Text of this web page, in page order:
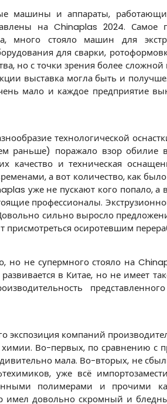
машины и аппараты,
на Chinaplas 2024. Самое
много стояло машин для
для сварки,
но с точки зрения более
выставка могла быть и
мало и каждое предприятие
технологической
раньше) поражало взор обилие
качество и техническая
а вот количество, как
уже не пускают кого попало,
профессионалы.
сильно выросло
присмотреться осиротевшим
но не супермного стояло на
в Китае, но не имеет
экспозиция компаний
химии. Во-первых, по сравнению
мала. Во-вторых, не
уже всё
полимерами и прочими
имел довольно скромный и